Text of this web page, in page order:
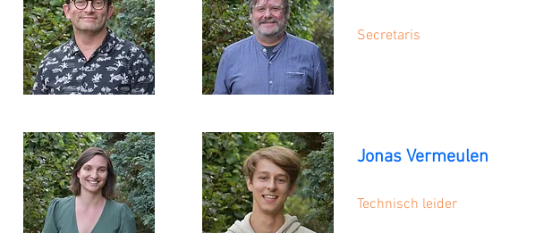
Secretaris
Jonas Vermeulen
Technisch leider